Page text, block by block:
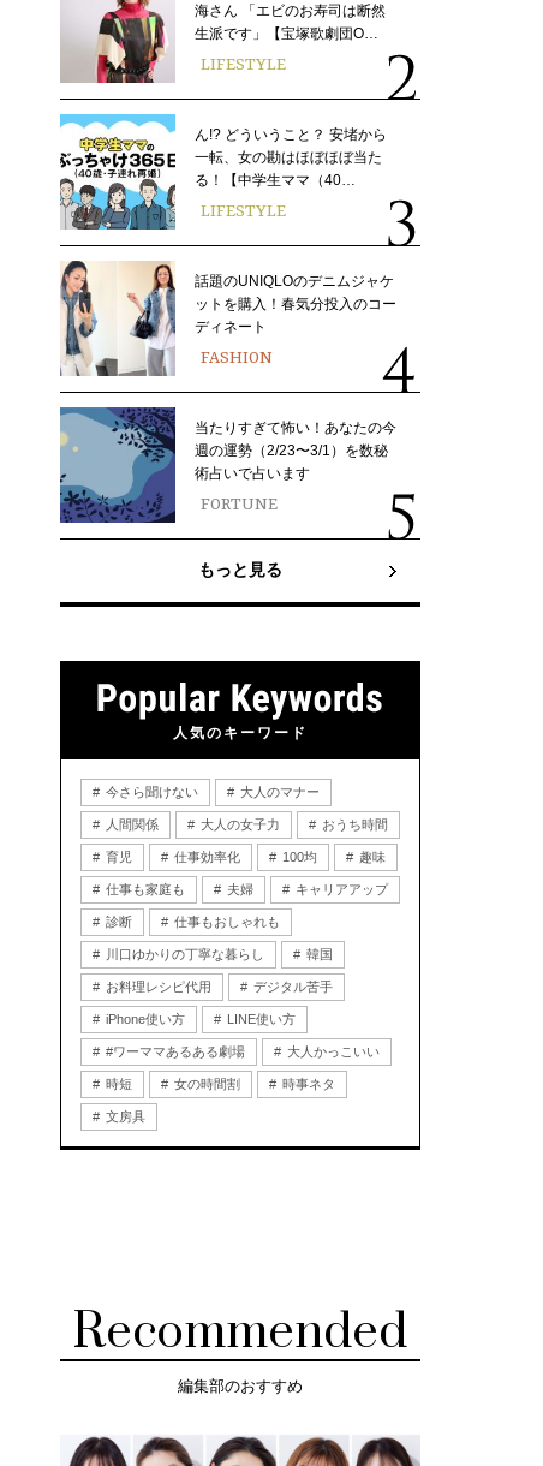
海さん 「エビのお寿司は断然
生派です」【宝塚歌劇団O…
LIFESTYLE
ん!? どういうこと？ 安堵から
一転、女の勘はほぼほぼ当た
る！【中学生ママ（40…
LIFESTYLE
話題のUNIQLOのデニムジャケ
ットを購入！春気分投入のコー
ディネート
FASHION
当たりすぎて怖い！あなたの今
週の運勢（2/23〜3/1）を数秘
術占いで占います
FORTUNE
もっと見る
人気のキーワード
今さら聞けない 大人のマナー
人間関係 大人の女子力 おうち時間
育児 仕事効率化 100均 趣味
仕事も家庭も 夫婦 キャリアアップ
診断 仕事もおしゃれも
川口ゆかりの丁寧な暮らし 韓国
お料理レシピ代用 デジタル苦手
iPhone使い方 LINE使い方
#ワーママあるある劇場 大人かっこいい
時短 女の時間割 時事ネタ
文房具
Recommended
編集部のおすすめ